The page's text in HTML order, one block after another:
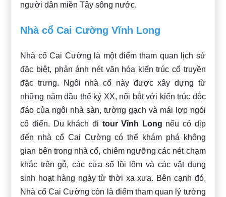
người dân miền Tây sông nước.
Nhà cổ Cai Cường Vĩnh Long
Nhà cổ Cai Cường là một điểm tham quan lịch sử
đặc biệt, phản ánh nét văn hóa kiến trúc cổ truyền
đặc trưng. Ngôi nhà cổ này được xây dựng từ
những năm đầu thế kỷ XX, nổi bật với kiến trúc độc
đáo của ngôi nhà sàn, tường gạch và mái lợp ngói
cổ điển. Du khách đi tour Vĩnh Long nếu có dịp
đến nhà cổ Cai Cường có thể khám phá không
gian bên trong nhà cổ, chiêm ngưỡng các nét chạm
khắc trên gỗ, các cửa sổ lồi lõm và các vật dụng
sinh hoạt hàng ngày từ thời xa xưa. Bên cạnh đó,
Nhà cổ Cai Cường còn là điểm tham quan lý tưởng